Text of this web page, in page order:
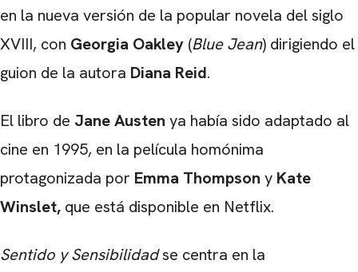
en la nueva versión de la popular novela del siglo
XVIII, con Georgia Oakley (Blue Jean) dirigiendo el
guion de la autora Diana Reid.
El libro de Jane Austen ya había sido adaptado al
cine en 1995, en la película homónima
protagonizada por Emma Thompson y Kate
Winslet, que está disponible en Netflix.
Sentido y Sensibilidadse centra en la